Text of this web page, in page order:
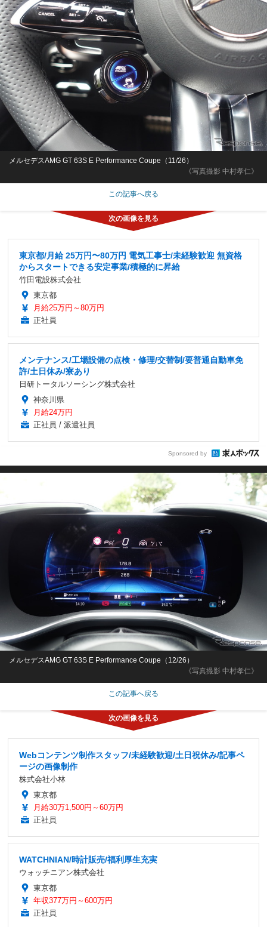
《写真撮影 中村孝仁》
メルセデスAMG GT 63S E Performance Coupe（11/26）
この記事へ戻る
東京都/月給 25万円〜80万円 電気工事士/未経験歓迎 無資格
からスタートできる安定事業/積極的に昇給
竹田電設株式会社
東京都
月給25万円～80万円
正社員
メンテナンス/工場設備の点検・修理/交替制/要普通自動車免
許/土日休み/寮あり
日研トータルソーシング株式会社
神奈川県
月給24万円
正社員 / 派遣社員
Sponsored by
《写真撮影 中村孝仁》
メルセデスAMG GT 63S E Performance Coupe（12/26）
この記事へ戻る
Webコンテンツ制作スタッフ/未経験歓迎/土日祝休み/記事ペ
ージの画像制作
株式会社小林
東京都
月給30万1,500円～60万円
正社員
WATCHNIAN/時計販売/福利厚生充実
ウォッチニアン株式会社
東京都
年収377万円～600万円
正社員